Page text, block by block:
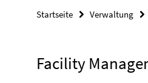
Startseite Verwaltung
Facility